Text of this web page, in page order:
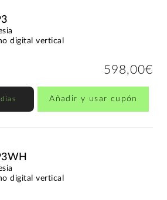
digital vertical
598,00€
Añadir y usar cupón
digital vertical